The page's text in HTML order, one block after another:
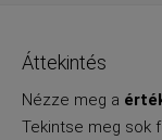
Áttekintés
Nézze meg a
Tekintse meg sok